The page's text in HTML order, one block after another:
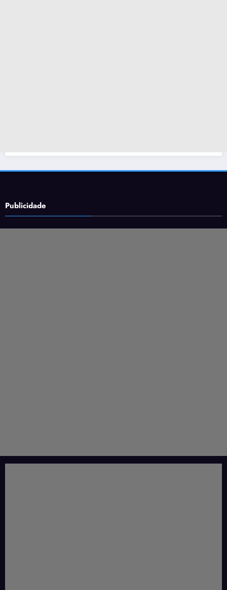
Publicidade